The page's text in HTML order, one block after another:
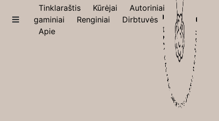
Kūrėjai
Tinklaraštis Kūrėjai
Autoriniai
gaminiai
Renginiai
Dirbtuvės
Apie